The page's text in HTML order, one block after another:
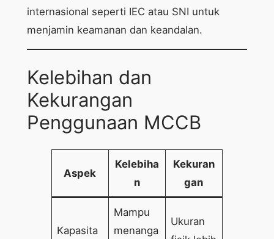
internasional seperti IEC atau SNI untuk
menjamin keamanan dan keandalan.
Kelebihan dan
Kekurangan
Penggunaan MCCB
Aspek
Kelebiha
n
Kekuran
gan
Kapasita
Mampu
menanga
Ukuran